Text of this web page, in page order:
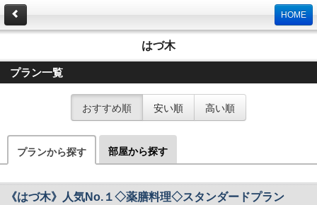
HOME
はづ木
プラン一覧
おすすめ順 安い順 高い順
プランから探す 部屋から探す
《はづ木》人気No.１◇薬膳料理◇スタンダードプラン